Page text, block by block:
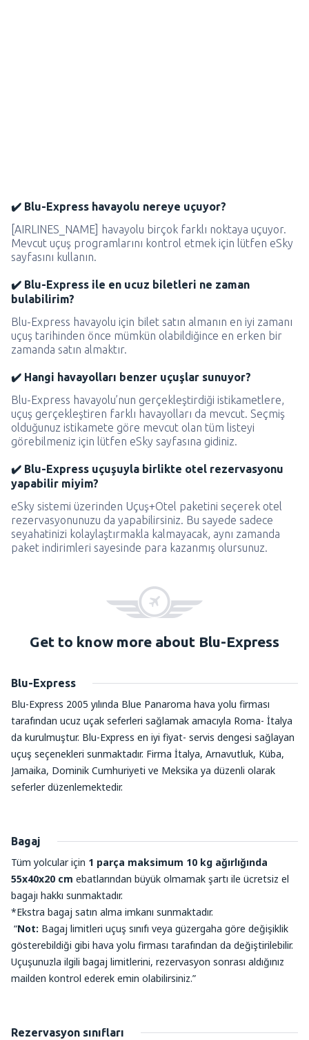
✔️ Blu-Express havayolu nereye uçuyor?
[AIRLINES_NAME] havayolu birçok farklı noktaya uçuyor.
Mevcut uçuş programlarını kontrol etmek için lütfen eSky
sayfasını kullanın.
✔️ Blu-Express ile en ucuz biletleri ne zaman
bulabilirim?
Blu-Express havayolu için bilet satın almanın en iyi zamanı
uçuş tarihinden önce mümkün olabildiğince en erken bir
zamanda satın almaktır.
✔️ Hangi havayolları benzer uçuşlar sunuyor?
Blu-Express havayolu’nun gerçekleştirdiği istikametlere,
uçuş gerçekleştiren farklı havayolları da mevcut. Seçmiş
olduğunuz istikamete göre mevcut olan tüm listeyi
görebilmeniz için lütfen eSky sayfasına gidiniz.
✔️ Blu-Express uçuşuyla birlikte otel rezervasyonu
yapabilir miyim?
eSky sistemi üzerinden Uçuş+Otel paketini seçerek otel
rezervasyonunuzu da yapabilirsiniz. Bu sayede sadece
seyahatinizi kolaylaştırmakla kalmayacak, aynı zamanda
paket indirimleri sayesinde para kazanmış olursunuz.
Get to know more about Blu-Express
Blu-Express
Blu-Express 2005 yılında Blue Panaroma hava yolu firması
tarafından ucuz uçak seferleri sağlamak amacıyla Roma- İtalya
da kurulmuştur. Blu-Express en iyi fiyat- servis dengesi sağlayan
uçuş seçenekleri sunmaktadır. Firma İtalya, Arnavutluk, Küba,
Jamaika, Dominik Cumhuriyeti ve Meksika ya düzenli olarak
seferler düzenlemektedir.
Bagaj
Tüm yolcular için 1 parça maksimum 10 kg ağırlığında
55x40x20 cm ebatlarından büyük olmamak şartı ile ücretsiz el
bagajı hakkı sunmaktadır.
*Ekstra bagaj satın alma imkanı sunmaktadır.
“Not: Bagaj limitleri uçuş sınıfı veya güzergaha göre değişiklik
gösterebildiği gibi hava yolu firması tarafından da değiştirilebilir.
Uçuşunuzla ilgili bagaj limitlerini, rezervasyon sonrası aldığınız
mailden kontrol ederek emin olabilirsiniz.”
Rezervasyon sınıfları